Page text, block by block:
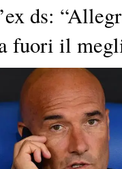
ds:
fuori il